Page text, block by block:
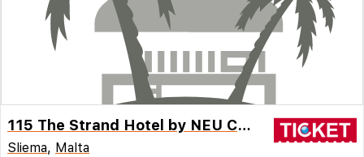
115 The Strand Hotel by NEU Collective
Sliema, Malta